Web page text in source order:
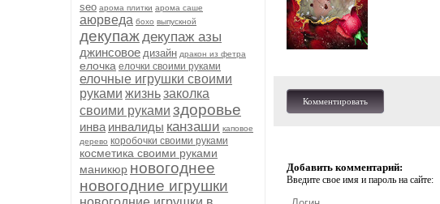
seo арома плитки арома саше
аюрведа бохо выпускной
декупаждекупаж азы
джинсовое дизайн дракон из фетра
елочка елочки своими руками
елочные игрушки своими
руками жизньзаколка
своими руками здоровье
инва инвалиды канзаши каповое
дерево коробочки своими руками
косметика своими руками
маникюр новогоднее
новогодние игрушки
Комментировать
Добавить комментарий:
Введите свое имя и пароль на сайте: